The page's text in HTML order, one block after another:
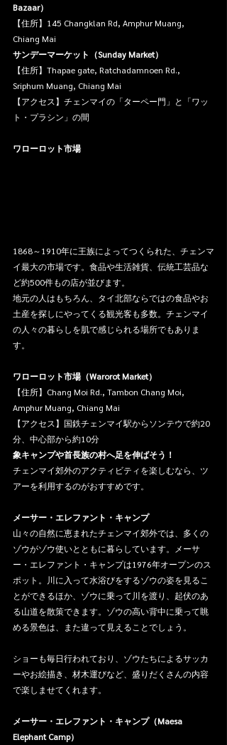
Bazaar）
【住所】145 Changklan Rd, Amphur Muang,
Chiang Mai
サンデーマーケット（Sunday Market）
【住所】Thapae gate, Ratchadamnoen Rd.,
Sriphum Muang, Chiang Mai
【アクセス】チェンマイの「ターペー門」と「ワッ
ト・プラシン」の間
ワローロット市場
1868～1910年に王族によってつくられた、チェンマ
イ最大の市場です。食品や生活雑貨、伝統工芸品な
ど約500件もの店が並びます。
地元の人はもちろん、タイ北部ならではの食品やお
土産を探しにやってくる観光客も多数。チェンマイ
の人々の暮らしを肌で感じられる場所でもありま
す。
ワローロット市場（Warorot Market）
【住所】Chang Moi Rd., Tambon Chang Moi,
Amphur Muang, Chiang Mai
【アクセス】国鉄チェンマイ駅からソンテウで約20
分、中心部から約10分
象キャンプや首長族の村へ足を伸ばそう！
チェンマイ郊外のアクティビティを楽しむなら、ツ
アーを利用するのがおすすめです。
メーサー・エレファント・キャンプ
山々の自然に恵まれたチェンマイ郊外では、多くの
ゾウがゾウ使いとともに暮らしています。メーサ
ー・エレファント・キャンプは1976年オープンのス
ポット。川に入って水浴びをするゾウの姿を見るこ
とができるほか、ゾウに乗って川を渡り、起伏のあ
る山道を散策できます。ゾウの高い背中に乗って眺
める景色は、また違って見えることでしょう。
ショーも毎日行われており、ゾウたちによるサッカ
ーやお絵描き、材木運びなど、盛りだくさんの内容
で楽しませてくれます。
メーサー・エレファント・キャンプ（Maesa
Elephant Camp）